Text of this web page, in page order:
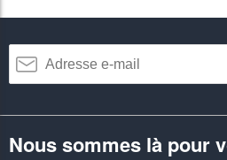
Nous sommes là pour